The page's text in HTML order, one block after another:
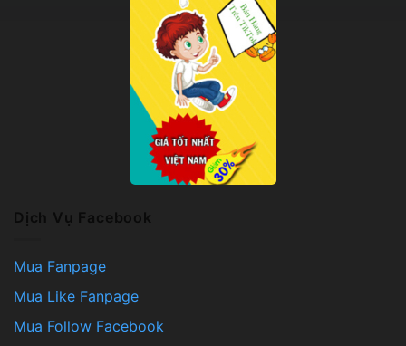
Dịch Vụ Facebook
Mua Fanpage
Mua Like Fanpage
Mua Follow Facebook